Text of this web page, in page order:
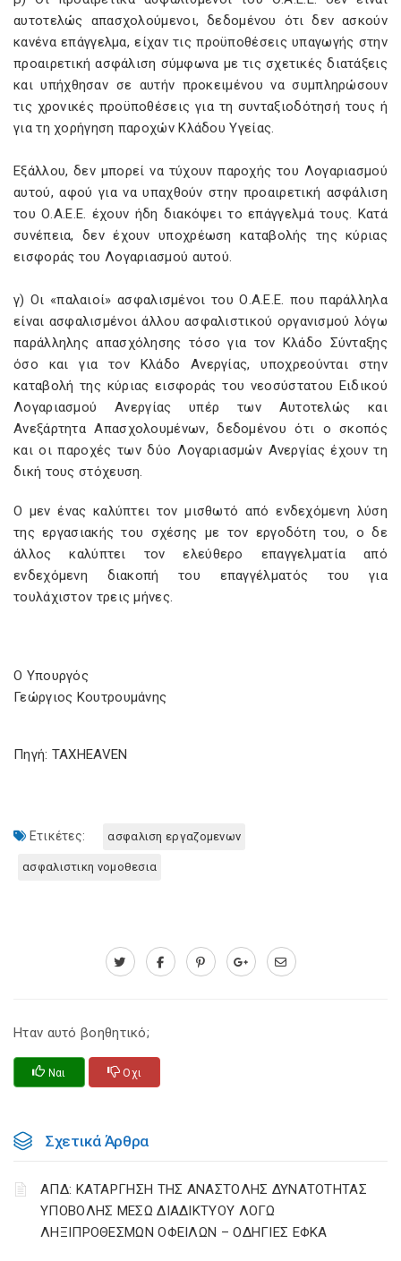
αυτοτελώς απασχολούμενοι, δεδομένου ότι δεν ασκούν
κανένα επάγγελμα, είχαν τις προϋποθέσεις υπαγωγής στην
προαιρετική ασφάλιση σύμφωνα με τις σχετικές διατάξεις
και υπήχθησαν σε αυτήν προκειμένου να συμπληρώσουν
τις χρονικές προϋποθέσεις για τη συνταξιοδότησή τους ή
για τη χορήγηση παροχών Κλάδου Υγείας.
Εξάλλου, δεν μπορεί να τύχουν παροχής του Λογαριασμού
αυτού, αφού για να υπαχθούν στην προαιρετική ασφάλιση
του Ο.Α.Ε.Ε. έχουν ήδη διακόψει το επάγγελμά τους. Κατά
συνέπεια, δεν έχουν υποχρέωση καταβολής της κύριας
εισφοράς του Λογαριασμού αυτού.
γ) Οι «παλαιοί» ασφαλισμένοι του Ο.Α.Ε.Ε. που παράλληλα
είναι ασφαλισμένοι άλλου ασφαλιστικού οργανισμού λόγω
παράλληλης απασχόλησης τόσο για τον Κλάδο Σύνταξης
όσο και για τον Κλάδο Ανεργίας, υποχρεούνται στην
καταβολή της κύριας εισφοράς του νεοσύστατου Ειδικού
Λογαριασμού Ανεργίας υπέρ των Αυτοτελώς και
Ανεξάρτητα Απασχολουμένων, δεδομένου ότι ο σκοπός
και οι παροχές των δύο Λογαριασμών Ανεργίας έχουν τη
δική τους στόχευση.
Ο μεν ένας καλύπτει τον μισθωτό από ενδεχόμενη λύση
της εργασιακής του σχέσης με τον εργοδότη του, ο δε
άλλος καλύπτει τον ελεύθερο επαγγελματία από
ενδεχόμενη διακοπή του επαγγέλματός του για
τουλάχιστον τρεις μήνες.
Ο Υπουργός
Γεώργιος Κουτρουμάνης
Πηγή: TAXHEAVEN
Ετικέτες: ασφαλιση εργαζομενων
ασφαλιστικη νομοθεσια
Ηταν αυτό βοηθητικό;
Ναι Οχι
Σχετικά Άρθρα
ΑΠΔ: ΚΑΤΑΡΓΗΣΗ ΤΗΣ ΑΝΑΣΤΟΛΗΣ ΔΥΝΑΤΟΤΗΤΑΣ
ΥΠΟΒΟΛΗΣ ΜΕΣΩ ΔΙΑΔΙΚΤΥΟΥ ΛΟΓΩ
ΛΗΞΙΠΡΟΘΕΣΜΩΝ ΟΦΕΙΛΩΝ – ΟΔΗΓΙΕΣ ΕΦΚΑ